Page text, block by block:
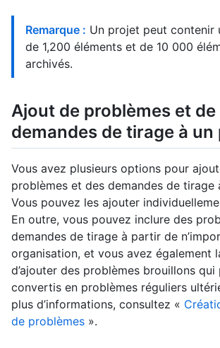
Remarque : Un projet peut contenir
de 1,200 éléments et de 10 000
archivés.
Ajout de problèmes et de
demandes de tirage à un
Vous avez plusieurs options pour
problèmes et des demandes de tirage
Vous pouvez les ajouter
En outre, vous pouvez inclure des
demandes de tirage à partir de
organisation, et vous avez également
d’ajouter des problèmes brouillons
convertis en problèmes réguliers
plus d’informations, consultez «
de problèmes ».